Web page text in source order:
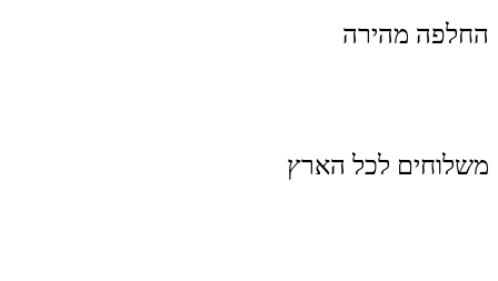
החלפה מהירה
משלוחים לכל הארץ